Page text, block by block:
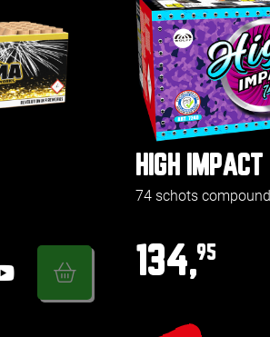
HIGH IMPACT
74 schots compound
134,95